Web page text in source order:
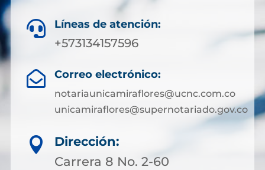
 Líneas de atención:
+573134157596
 Correo electrónico:
notariaunicamiraflores@ucnc.com.co
unicamiraflores@supernotariado.gov.co

Dirección:
Carrera 8 No. 2-60